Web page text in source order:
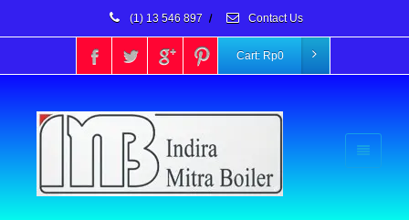
(1) 13 546 897 / Contact Us
Cart: Rp0